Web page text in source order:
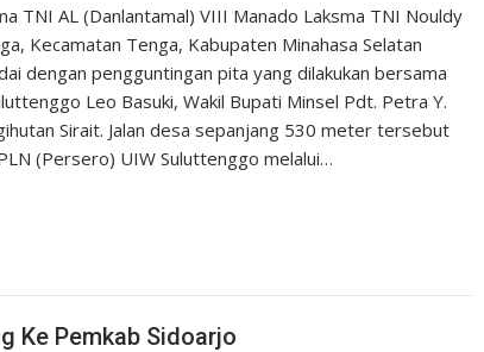
TNI AL (Danlantamal) VIII Manado Laksma TNI Nouldy
Kecamatan Tenga, Kabupaten Minahasa Selatan
dengan pengguntingan pita yang dilakukan bersama
Leo Basuki, Wakil Bupati Minsel Pdt. Petra Y.
Sirait. Jalan desa sepanjang 530 meter tersebut
(Persero) UIW Suluttenggo melalui…
Ke Pemkab Sidoarjo